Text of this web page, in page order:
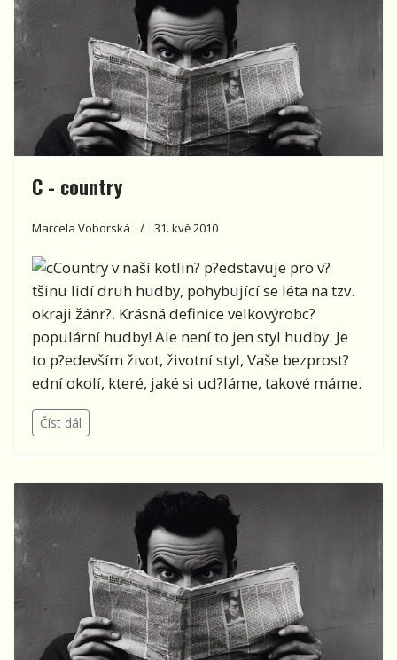
C - country
Marcela Voborská 31. kvě 2010
Country v naší kotlin? p?edstavuje pro v?
tšinu lidí druh hudby, pohybující se léta na tzv.
okraji žánr?. Krásná definice velkovýrobc?
populární hudby! Ale není to jen styl hudby. Je
to p?edevším život, životní styl, Vaše bezprost?
ední okolí, které, jaké si ud?láme, takové máme.
Číst dál